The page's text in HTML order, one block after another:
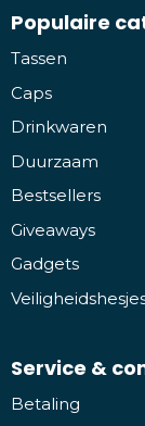
Populaire
Tassen
Caps
Drinkwaren
Duurzaam
Bestsellers
Giveaways
Gadgets
Service &
Betaling